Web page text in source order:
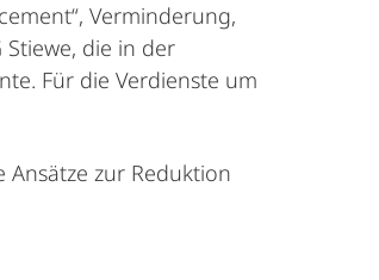
Verminderung,
die in der
Für die Verdienste um
zur Reduktion